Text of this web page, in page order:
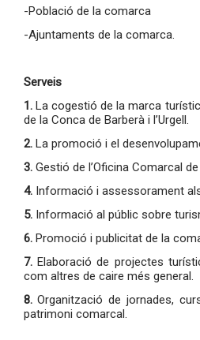
-Població de la comarca
-Ajuntaments de la comarca.
Serveis
1.La cogestió de la marca
de la Conca de Barberà i l’Urgell.
2.La promoció i el
3.Gestió de l’Oficina Comarcal
4. Informació i assessorament
5. Informació al públic sobre
6. Promoció i publicitat de la
7.Elaboració de projectes
com altres de caire més general.
8.Organització de jornades,
patrimoni comarcal.